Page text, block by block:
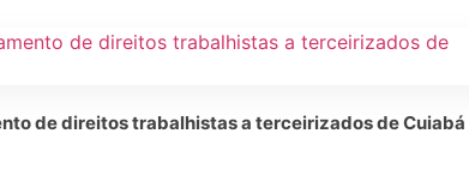
de direitos trabalhistas a terceirizados de Cuiabá